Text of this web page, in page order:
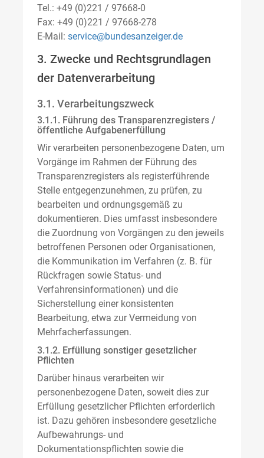
Tel.: +49 (0)221 / 97668-0
Fax: +49 (0)221 / 97668-278
E-Mail: service@bundesanzeiger.de
3. Zwecke und Rechtsgrundlagen
der Datenverarbeitung
3.1. Verarbeitungszweck
3.1.1. Führung des Transparenzregisters /
öffentliche Aufgabenerfüllung
Wir verarbeiten personenbezogene Daten, um
Vorgänge im Rahmen der Führung des
Transparenzregisters als registerführende
Stelle entgegenzunehmen, zu prüfen, zu
bearbeiten und ordnungsgemäß zu
dokumentieren. Dies umfasst insbesondere
die Zuordnung von Vorgängen zu den jeweils
betroffenen Personen oder Organisationen,
die Kommunikation im Verfahren (z. B. für
Rückfragen sowie Status- und
Verfahrensinformationen) und die
Sicherstellung einer konsistenten
Bearbeitung, etwa zur Vermeidung von
Mehrfacherfassungen.
3.1.2. Erfüllung sonstiger gesetzlicher
Pflichten
Darüber hinaus verarbeiten wir
personenbezogene Daten, soweit dies zur
Erfüllung gesetzlicher Pflichten erforderlich
ist. Dazu gehören insbesondere gesetzliche
Aufbewahrungs- und
Dokumentationspflichten sowie die